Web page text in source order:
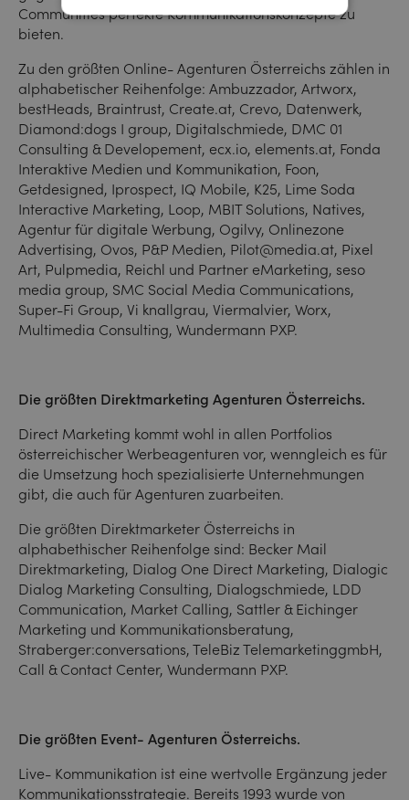
Communities perfekte Kommunikationskonzepte zu
bieten.
Zu den größten Online- Agenturen Österreichs zählen in
alphabetischer Reihenfolge: Ambuzzador, Artworx,
bestHeads, Braintrust, Create.at, Crevo, Datenwerk,
Diamond:dogs I group, Digitalschmiede, DMC 01
Consulting & Developement, ecx.io, elements.at, Fonda
Interaktive Medien und Kommunikation, Foon,
Getdesigned, Iprospect, IQ Mobile, K25, Lime Soda
Interactive Marketing, Loop, MBIT Solutions, Natives,
Agentur für digitale Werbung, Ogilvy, Onlinezone
Advertising, Ovos, P&P Medien, Pilot@media.at, Pixel
Art, Pulpmedia, Reichl und Partner eMarketing, seso
media group, SMC Social Media Communications,
Super-Fi Group, Vi knallgrau, Viermalvier, Worx,
Multimedia Consulting, Wundermann PXP.
Die größten Direktmarketing Agenturen Österreichs.
Direct Marketing kommt wohl in allen Portfolios
österreichischer Werbeagenturen vor, wenngleich es für
die Umsetzung hoch spezialisierte Unternehmungen
gibt, die auch für Agenturen zuarbeiten.
Die größten Direktmarketer Österreichs in
alphabethischer Reihenfolge sind: Becker Mail
Direktmarketing, Dialog One Direct Marketing, Dialogic
Dialog Marketing Consulting, Dialogschmiede, LDD
Communication, Market Calling, Sattler & Eichinger
Marketing und Kommunikationsberatung,
Straberger:conversations, TeleBiz TelemarketinggmbH,
Call & Contact Center, Wundermann PXP.
Die größten Event- Agenturen Österreichs.
Live- Kommunikation ist eine wertvolle Ergänzung jeder
Kommunikationsstrategie. Bereits 1993 wurde von